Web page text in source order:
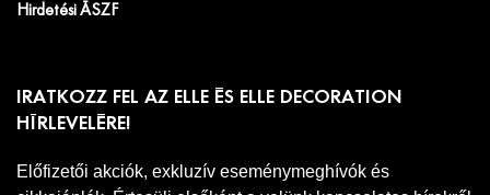
Hirdetési ÁSZF
IRATKOZZ FEL AZ ELLE ÉS ELLE DECORATION
HÍRLEVELÉRE!
Előfizetői akciók, exkluzív eseménymeghívók és